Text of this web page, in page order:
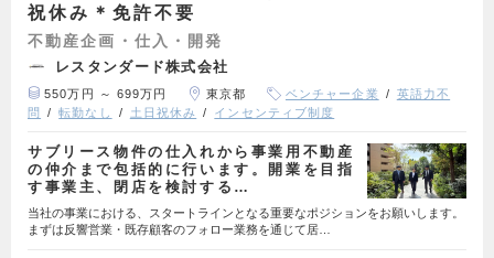
祝休み＊免許不要
不動産企画・仕入・開発
レスタンダード株式会社
550万円 ～ 699万円 東京都 ベンチャー企業
英語力不
問
転勤なし 土日祝休み インセンティブ制度
サブリース物件の仕入れから事業用不動産
の仲介まで包括的に行います。開業を目指
す事業主、閉店を検討する…
当社の事業における、スタートラインとなる重要なポジションをお願いします。
まずは反響営業・既存顧客のフォロー業務を通じて居…